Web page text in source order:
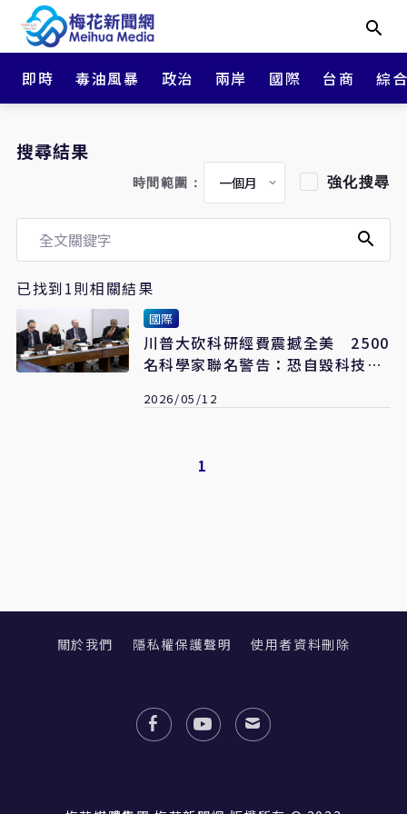
即時 毒油風暴 政治 兩岸 國際 台商 綜
搜尋結果
時間範圍： 強化搜尋
已找到1則相關結果
國際
川普大砍科研經費震撼全美 2500
名科學家聯名警告：恐自毀科技霸
2026/05/12
1
關於我們 隱私權保護聲明 使用者資料刪除